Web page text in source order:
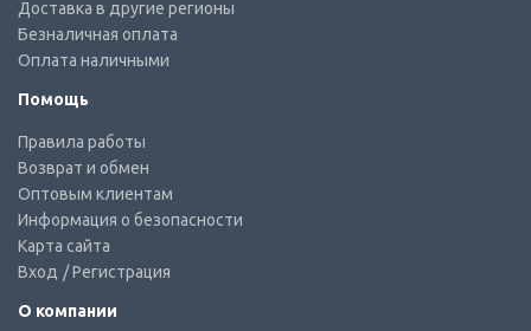
Доставка в другие регионы
Безналичная оплата
Оплата наличными
Помощь
Правила работы
Возврат и обмен
Оптовым клиентам
Информация о безопасности
Карта сайта
Вход / Регистрация
О компании